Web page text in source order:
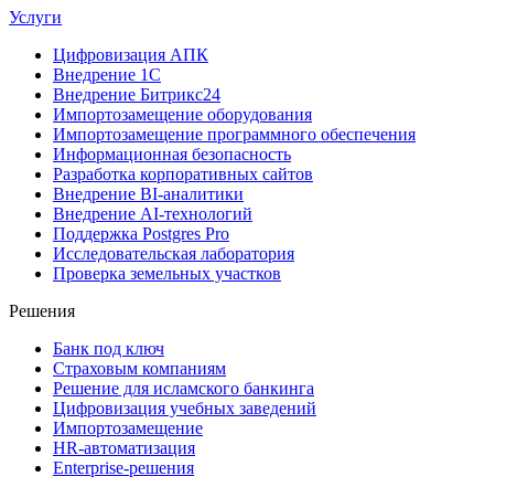
Услуги
Цифровизация АПК
Внедрение 1С
Внедрение Битрикс24
Импортозамещение оборудования
Импортозамещение программного обеспечения
Информационная безопасность
Разработка корпоративных сайтов
Внедрение BI-аналитики
Внедрение AI-технологий
Поддержка Postgres Pro
Исследовательская лаборатория
Проверка земельных участков
Решения
Банк под ключ
Страховым компаниям
Решение для исламского банкинга
Цифровизация учебных заведений
Импортозамещение
HR-автоматизация
Enterprise-решения